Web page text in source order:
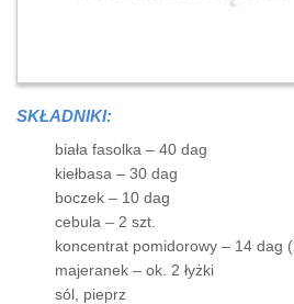
SKŁADNIKI:
biała fasolka – 40 dag
kiełbasa – 30 dag
boczek – 10 dag
cebula – 2 szt.
koncentrat pomidorowy – 14 dag
majeranek – ok. 2 łyżki
sól, pieprz